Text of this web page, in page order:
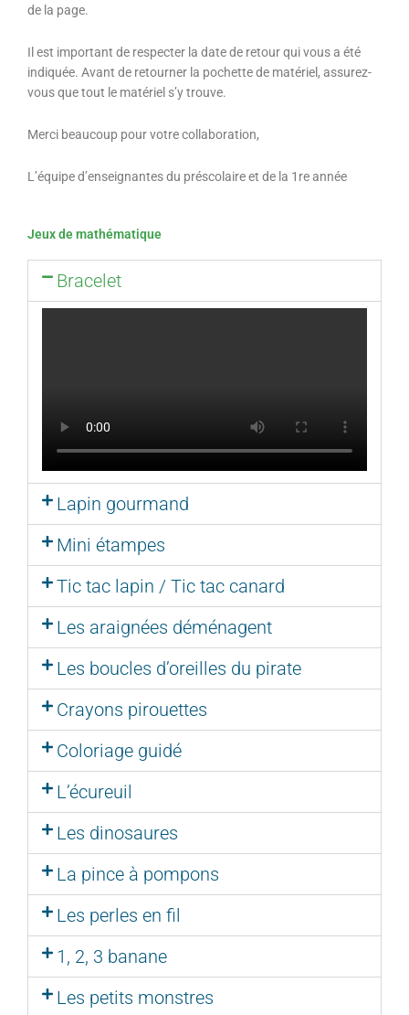
de la page.
Il est important de respecter la date de retour qui vous a été
indiquée. Avant de retourner la pochette de matériel, assurez-
vous que tout le matériel s’y trouve.
Merci beaucoup pour votre collaboration,
L’équipe d’enseignantes du préscolaire et de la 1re année
Jeux de mathématique
Bracelet
Lapin gourmand
Mini étampes
Tic tac lapin / Tic tac canard
Les araignées déménagent
Les boucles d’oreilles du pirate
Crayons pirouettes
Coloriage guidé
L’écureuil
Les dinosaures
La pince à pompons
Les perles en fil
1, 2, 3 banane
Les petits monstres